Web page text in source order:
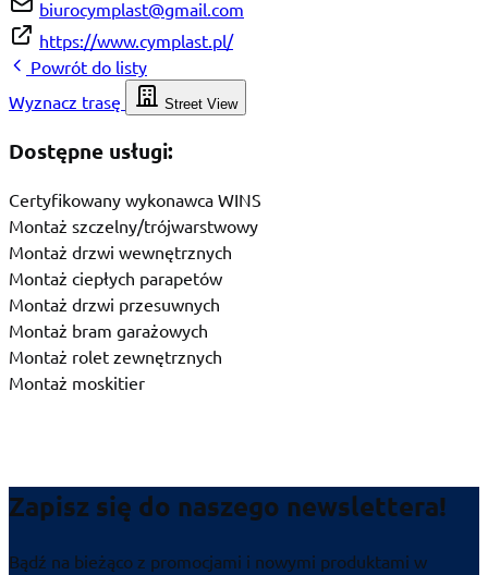
biurocymplast@gmail.com
https://www.cymplast.pl/
Powrót do listy
Wyznacz trasę
Street View
Dostępne usługi:
Certyfikowany wykonawca WINS
Montaż szczelny/trójwarstwowy
Montaż drzwi wewnętrznych
Montaż ciepłych parapetów
Montaż drzwi przesuwnych
Montaż bram garażowych
Montaż rolet zewnętrznych
Montaż moskitier
Zapisz się do naszego newslettera!
Bądź na bieżąco z promocjami i nowymi produktami w